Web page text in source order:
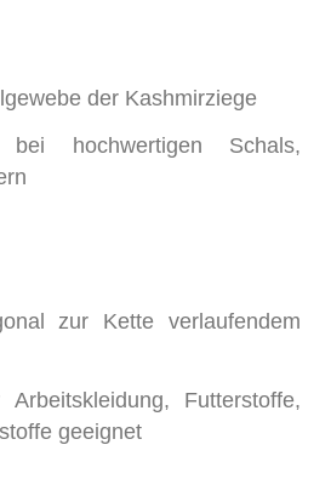
der Kashmirziege
hochwertigen Schals,
zur Kette verlaufendem
Futterstoffe,
geeignet